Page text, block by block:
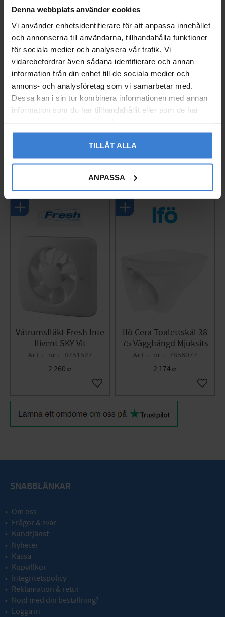
Denna webbplats använder cookies
Vi använder enhetsidentifierare för att anpassa innehållet
och annonserna till användarna, tillhandahålla funktioner
för sociala medier och analysera vår trafik. Vi
vidarebefordrar även sådana identifierare och annan
information från din enhet till de sociala medier och
annons- och analysföretag som vi samarbetar med.
Dessa kan i sin tur kombinera informationen med annan
information som du har tillhandahållit eller som de har
TILLÅT ALLA
ANPASSA
Lägg till i favoriter
260
Våtrumsfläkt Fresh Inte
llivent SKY Vit
8751527
2 260 KR
Lägg till i favoriter
Ifö Cera Toalettskål 38
75 Vägghängd Mjuksits
7856077
2 174 KR
Lägg
SNABBLÄNKAR
Om oss
Frågor & svar
Kundtjänst
Nyheter
Kassa
Köpvillkor
Integritetspolicy
Reklamation & retur
Nöjd med din beställning?
Logga in